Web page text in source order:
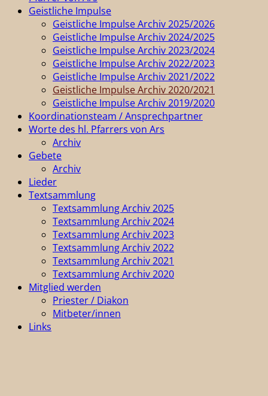
Geistliche Impulse
Geistliche Impulse Archiv 2025/2026
Geistliche Impulse Archiv 2024/2025
Geistliche Impulse Archiv 2023/2024
Geistliche Impulse Archiv 2022/2023
Geistliche Impulse Archiv 2021/2022
Geistliche Impulse Archiv 2020/2021
Geistliche Impulse Archiv 2019/2020
Koordinationsteam / Ansprechpartner
Worte des hl. Pfarrers von Ars
Archiv
Gebete
Archiv
Lieder
Textsammlung
Textsammlung Archiv 2025
Textsammlung Archiv 2024
Textsammlung Archiv 2023
Textsammlung Archiv 2022
Textsammlung Archiv 2021
Textsammlung Archiv 2020
Mitglied werden
Priester / Diakon
Mitbeter/innen
Links